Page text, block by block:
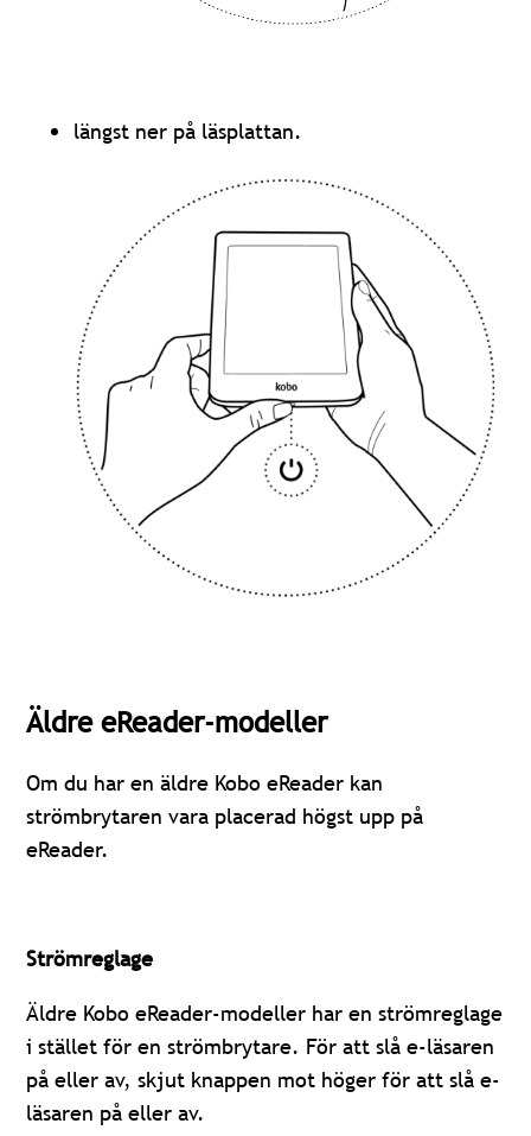
längst ner på läsplattan.
Äldre eReader-modeller
Om du har en äldre Kobo eReader kan
strömbrytaren vara placerad högst upp på
eReader.
Strömreglage
Äldre Kobo eReader-modeller har en strömreglage
i stället för en strömbrytare. För att slå e-läsaren
på eller av, skjut knappen mot höger för att slå e-
läsaren på eller av.